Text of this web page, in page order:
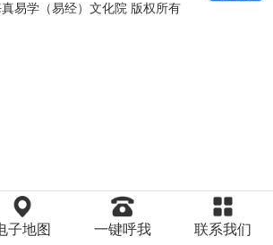
易学（易经）文化院 版权所有
子地图 一键呼我 联系我们